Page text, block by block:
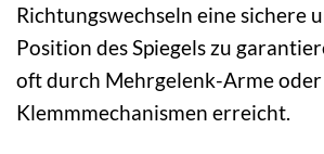
Richtungswechseln eine sichere
Position des Spiegels zu
oft durch Mehrgelenk-Arme oder
Klemmmechanismen erreicht.